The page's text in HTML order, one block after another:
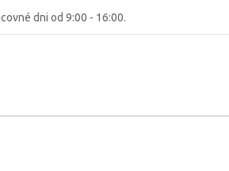
dni od 9:00 - 16:00.